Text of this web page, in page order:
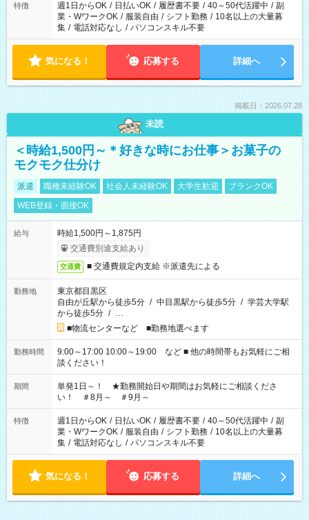
特徴 週1日からOK / 日払いOK / 履歴書不要 / 40～50代活躍中 / 副
業・WワークOK / 服装自由 / シフト勤務 / 10名以上の大量募
集 / 電話対応なし / パソコンスキル不要
気になる！ 応募する 詳細へ
掲載日：2026.07.28
未読
＜時給1,500円～＊好きな時にお仕事＞お菓子の
モクモク仕分け
派遣 職種未経験OK 社会人未経験OK 大学生歓迎
ブランクOK
WEB登録・面接OK
給与
時給1,500円～1,875円
交通費別途支給あり
交通費 ■ 交通費規定内支給 ※派遣先による
勤務地
東京都目黒区
自由が丘駅から徒歩5分 / 中目黒駅から徒歩5分 / 学芸大学駅
から徒歩5分 / …
■物流センターなど ■勤務地選べます
勤務時間
9:00～17:00 10:00～19:00 など ■ 他の時間帯もお気軽にご相
談ください！
期間
単発1日～！ ★勤務開始日や期間はお気軽にご相談くださ
い！ ＃8月～ ＃9月～
特徴 週1日からOK / 日払いOK / 履歴書不要 / 40～50代活躍中 / 副
業・WワークOK / 服装自由 / シフト勤務 / 10名以上の大量募
集 / 電話対応なし / パソコンスキル不要
気になる！ 応募する 詳細へ